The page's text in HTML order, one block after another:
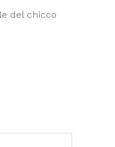
del chicco